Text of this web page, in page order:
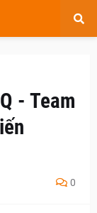
- Team
0